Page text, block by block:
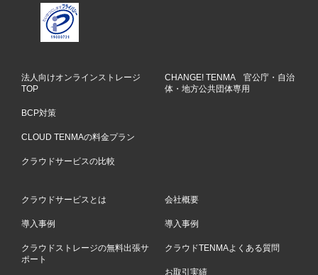
法人向けオンラインストレージ
TOP
BCP対策
CLOUD TENMAの料金プラン
クラウドサービスの比較
CHANGE! TENMA 官公庁・自治
体・地方公共団体専用
クラウドサービスとは
導入事例
クラウドストレージの無料出張サ
ポート
会社概要
導入事例
クラウドTENMAよくある質問
お取引実績